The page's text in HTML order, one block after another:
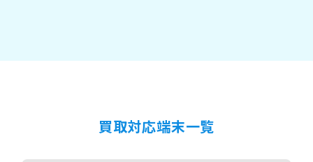
買取対応端末一覧